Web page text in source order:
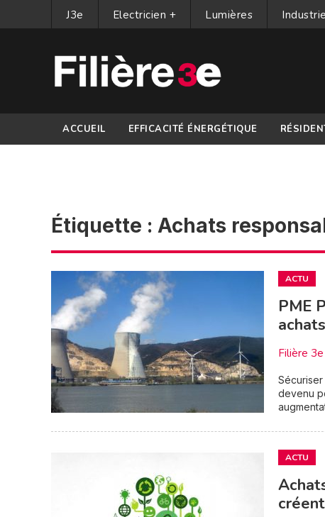
J3e Electricien + Lumières
ACCUEIL EFFICACITÉ ÉNERGÉTIQUE
Étiquette : Achats
ACTU
PME
Filière 3e
devenu
ACTU